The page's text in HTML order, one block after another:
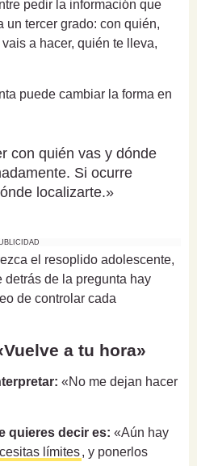
pedir la información que
un tercer grado: con quién,
a hacer, quién te lleva,
puede cambiar la forma en
con quién vas y dónde
Si ocurre
localizarte.»
el resoplido adolescente,
detrás de la pregunta hay
de controlar cada
a tu hora»
«No me dejan hacer
quieres decir es: «Aún hay
límites, y ponerlos